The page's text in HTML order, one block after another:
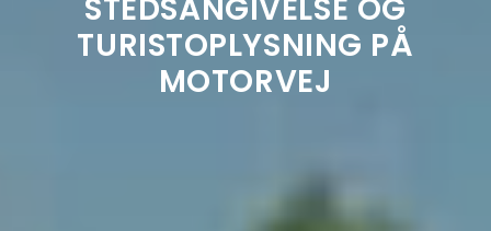
STEDSANGIVELSE OG
TURISTOPLYSNING PÅ
MOTORVEJ